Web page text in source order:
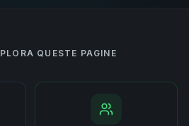
QUESTE PAGINE